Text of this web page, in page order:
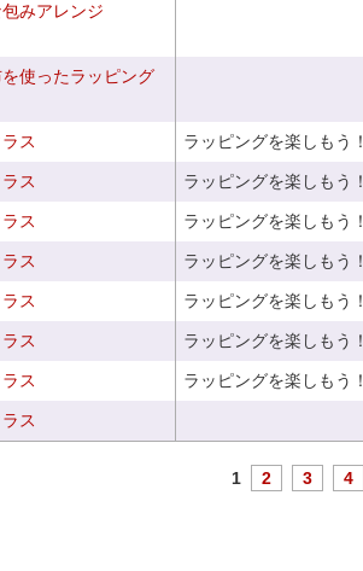
みアレンジ
使ったラッピング
ス ラッピングを楽しもう！
ス ラッピングを楽しもう！
ス ラッピングを楽しもう！
ス ラッピングを楽しもう！
ス ラッピングを楽しもう！
ス ラッピングを楽しもう！
ス ラッピングを楽しもう！
ス
1 2 3 4